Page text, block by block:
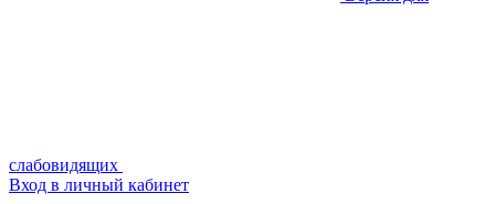
слабовидящих
Вход в личный кабинет